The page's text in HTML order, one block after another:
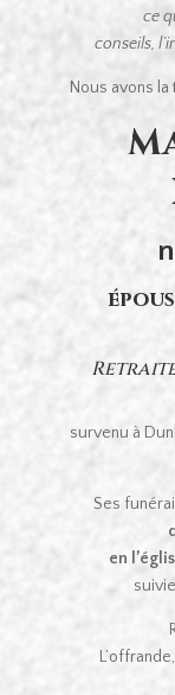
ce
conseils,
Nous avons
survenu à
Ses
en